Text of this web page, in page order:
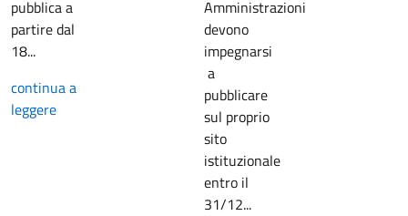
pubblica a
partire dal
18...
continua a
leggere
Amministrazioni
devono
impegnarsi
a
pubblicare
sul proprio
sito
istituzionale
entro il
31/12...